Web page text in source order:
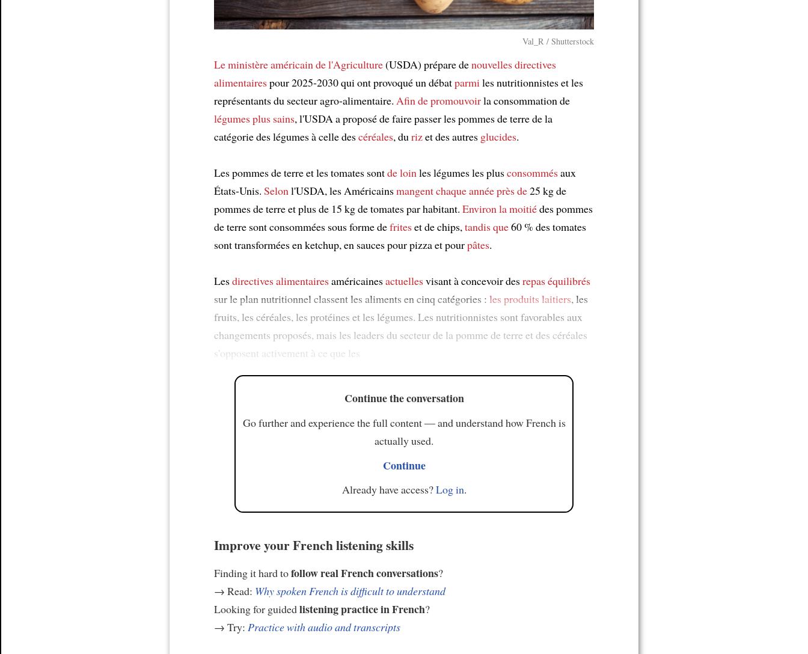
Val_R / Shutterstock
Le ministère américain de l'Agriculture(USDA) prépare denouvelles directives
alimentairespour 2025-2030 qui ont provoqué un débatparmiles nutritionnistes et les
représentants du secteur agro-alimentaire. Afin de promouvoirla consommation de
légumes plus sains, l'USDA a proposé de faire passer les pommes de terre de la
catégorie des légumes à celle descéréales, durizet des autres glucides.
Les pommes de terre et les tomates sontde loinles légumes les plusconsommésaux
États-Unis. Selonl'USDA, les Américainsmangentchaque annéeprès de25 kg de
pommes de terre et plus de 15 kg de tomates par habitant. Environla moitiédes pommes
de terre sont consommées sous forme defriteset de chips,tandis que60 % des tomates
sont transformées en ketchup, en sauces pour pizza et pourpâtes.
Lesdirectives alimentairesaméricainesactuellesvisant à concevoir desrepas équilibrés
sur le plan nutritionnel classent les aliments en cinq catégories : les produits laitiers, les
fruits, les céréales, les protéines et les légumes. Les nutritionnistes sont favorables aux
changements proposés, mais les leaders du secteur de la pomme de terre et des céréales
s'opposent activement à ce que les
Continue the conversation
Go further and experience the full content — and understand how French is
actually used.
Continue
Already have access?Log in.
Improve your French listening skills
Finding it hard tofollow real French conversations?
→ Read: Why spoken French is difficult to understand
Looking for guidedlistening practice in French?
→ Try: Practice with audio and transcripts